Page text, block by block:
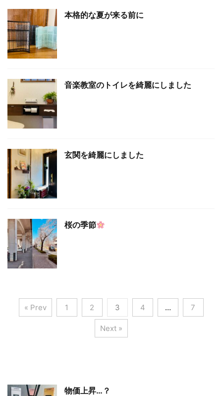
本格的な夏が来る前に
音楽教室のトイレを綺麗にしました
玄関を綺麗にしました
桜の季節
« Prev 1 2 3 4 … 7
Next »
物価上昇…？